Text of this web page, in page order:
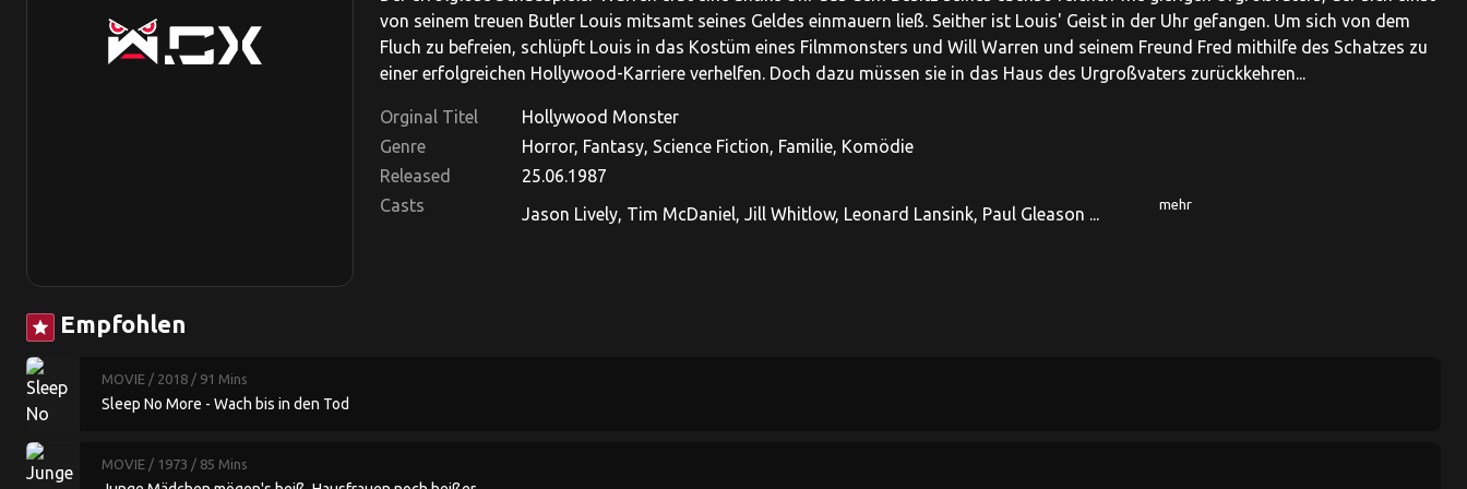
von seinem treuen Butler Louis mitsamt seines Geldes einmauern ließ. Seither ist Louis' Geist in der Uhr gefangen. Um sich von dem
Fluch zu befreien, schlüpft Louis in das Kostüm eines Filmmonsters und Will Warren und seinem Freund Fred mithilfe des Schatzes zu
einer erfolgreichen Hollywood-Karriere verhelfen. Doch dazu müssen sie in das Haus des Urgroßvaters zurückkehren...
Orginal Titel
Hollywood Monster
Genre
Horror, Fantasy, Science Fiction, Familie, Komödie
Released
25.06.1987
Casts
Jason Lively, Tim McDaniel, Jill Whitlow, Leonard Lansink, Paul Gleason ...
mehr
star Empfohlen
MOVIE / 2018 / 91 Mins
Sleep No More - Wach bis in den Tod
MOVIE / 1973 / 85 Mins